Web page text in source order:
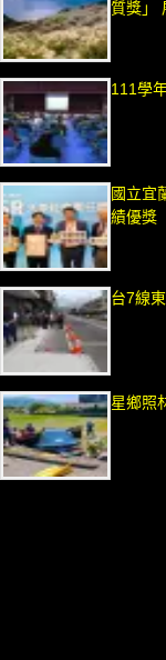
質獎」
111學
國立宜
績優獎
台7線
星鄉照